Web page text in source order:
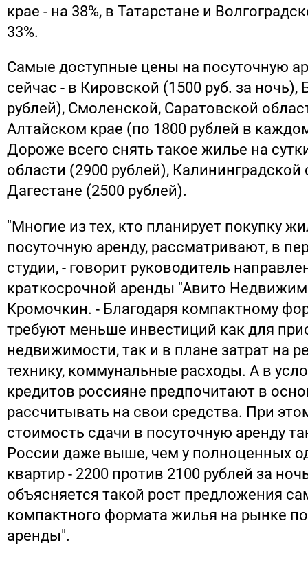
крае - на 38%, в Татарстане и
33%.
Самые доступные цены на посуточную
сейчас - в Кировской (1500 руб. за ночь),
рублей), Смоленской, Саратовской
Алтайском крае (по 1800 рублей в
Дороже всего снять такое жилье на
области (2900 рублей), Калининградской
Дагестане (2500 рублей).
"Многие из тех, кто планирует покупку
посуточную аренду, рассматривают, в
студии, - говорит руководитель
краткосрочной аренды "Авито
Кромочкин. - Благодаря компактному
требуют меньше инвестиций как для
недвижимости, так и в плане затрат на
технику, коммунальные расходы. А в
кредитов россияне предпочитают в
рассчитывать на свои средства. При
стоимость сдачи в посуточную аренду
России даже выше, чем у полноценных
квартир - 2200 против 2100 рублей за
объясняется такой рост предложения
компактного формата жилья на рынке
аренды".